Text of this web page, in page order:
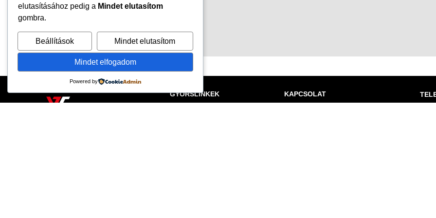
GYORSLINKEK KAPCSOLAT
elutasításához pedig a Mindet elutasítom
gombra.
Beállítások Mindet elutasítom
Mindet elfogadom
Powered by